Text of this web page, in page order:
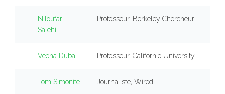
Niloufar
Salehi
Professeur, Berkeley Chercheur
Veena Dubal Professeur, Californie University
Tom Simonite Journaliste, Wired